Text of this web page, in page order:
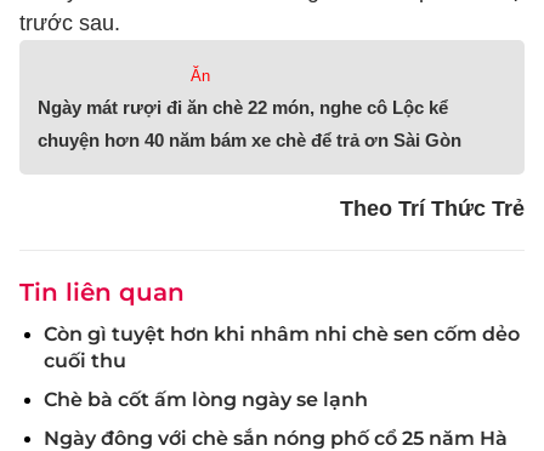
trước sau.
Ăn
Ngày mát rượi đi ăn chè 22 món, nghe cô Lộc kể
chuyện hơn 40 năm bám xe chè để trả ơn Sài Gòn
Theo Trí Thức Trẻ
Tin liên quan
Còn gì tuyệt hơn khi nhâm nhi chè sen cốm dẻo
cuối thu
Chè bà cốt ấm lòng ngày se lạnh
Ngày đông với chè sắn nóng phố cổ 25 năm Hà